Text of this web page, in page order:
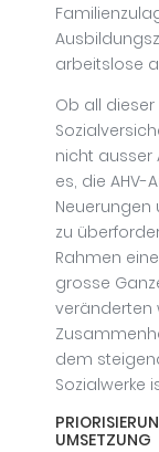
arbeitslose
Ob all
nicht ausser
es, die AHV-
zu
Rahmen
grosse
veränderten
dem
Sozialwerke
UMSETZUNG